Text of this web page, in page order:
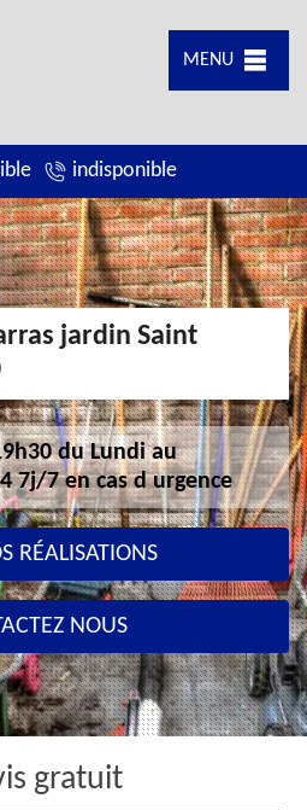
MENU
indisponible
jardin Saint
du Lundi au
7j/7 en cas d urgence
RÉALISATIONS
NOUS
gratuit